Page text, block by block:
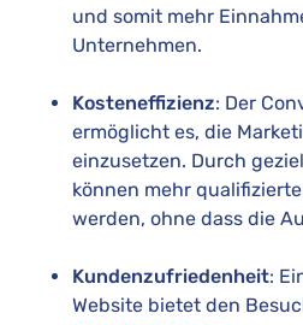
und somit mehr
Unternehmen.
Kosteneffizienz: Der
ermöglicht es, die
einzusetzen. Durch
können mehr
werden, ohne dass die
Kundenzufriedenheit:
Website bietet den